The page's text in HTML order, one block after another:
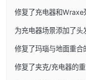
修复了充电器和Wraxe
为充电器场景添加了头
修复了玛瑙与地面重
修复了夹克/充电器的